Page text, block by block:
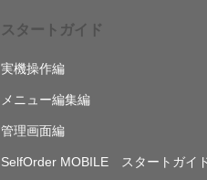
スタートガイド
実機操作編
メニュー編集編
管理画面編
SelfOrder MOBILE スタートガイ